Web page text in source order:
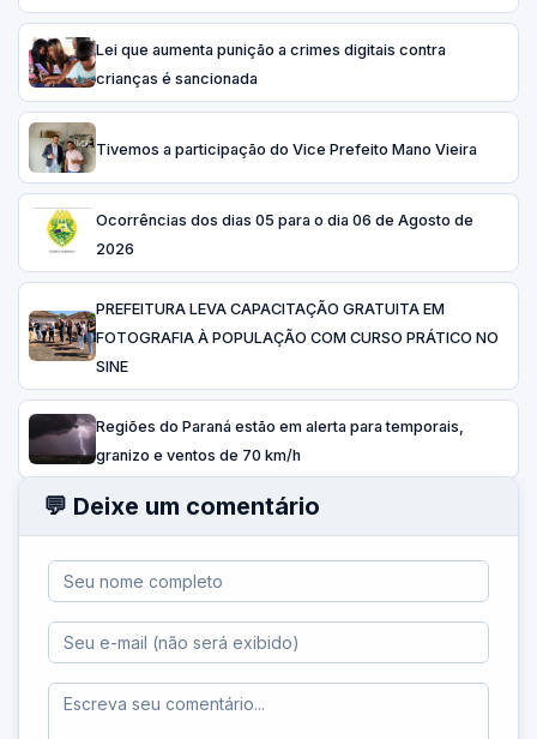
Lei que aumenta punição a crimes digitais contra
crianças é sancionada
Tivemos a participação do Vice Prefeito Mano Vieira
Ocorrências dos dias 05 para o dia 06 de Agosto de
2026
PREFEITURA LEVA CAPACITAÇÃO GRATUITA EM
FOTOGRAFIA À POPULAÇÃO COM CURSO PRÁTICO NO
SINE
Regiões do Paraná estão em alerta para temporais,
granizo e ventos de 70 km/h
💬 Deixe um comentário